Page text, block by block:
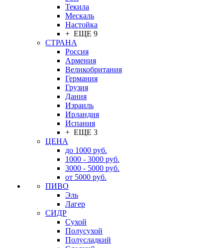
Текила
Мескаль
Настойка
+ ЕЩЕ 9
СТРАНА
Россия
Армения
Великобритания
Германия
Грузия
Дания
Израиль
Ирландия
Испания
+ ЕЩЕ 3
ЦЕНА
до 1000 руб.
1000 - 3000 руб.
3000 - 5000 руб.
от 5000 руб.
ПИВО
Эль
Лагер
СИДР
Сухой
Полусухой
Полусладкий